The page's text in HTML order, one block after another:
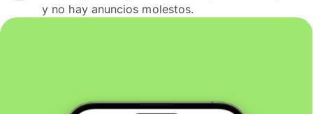
y no hay anuncios molestos.